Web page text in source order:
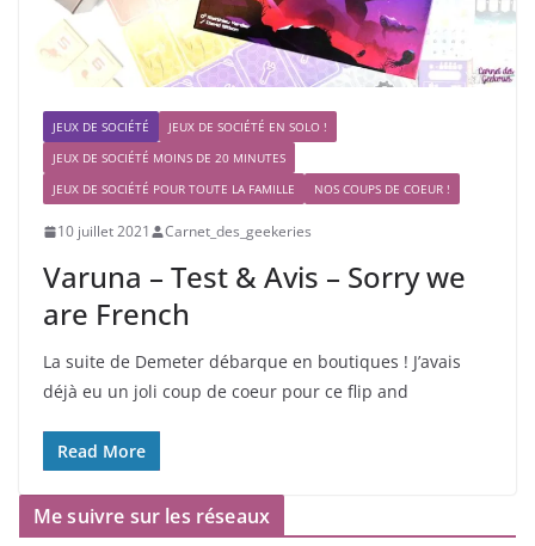
JEUX DE SOCIÉTÉ
JEUX DE SOCIÉTÉ EN SOLO !
JEUX DE SOCIÉTÉ MOINS DE 20 MINUTES
JEUX DE SOCIÉTÉ POUR TOUTE LA FAMILLE
NOS COUPS DE COEUR !
10 juillet 2021 Carnet_des_geekeries
Varuna – Test & Avis – Sorry we
are French
La suite de Demeter débarque en boutiques ! J’avais
déjà eu un joli coup de coeur pour ce flip and
Read More
Me suivre sur les réseaux